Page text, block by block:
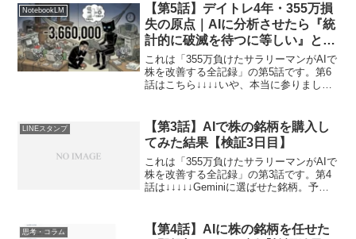
NotebookLM
【第5話】デイトレ4年・355万損
失の原点｜AIに分析させたら『統
計的に破滅を待つに等しい』と言
われた話
これは「355万負けたサラリーマンがAIで
株を改善する全記録」の第5話です。第6
話はこちら↓↓↓↓いや、本当に参りまし
NotebookLMに読み込ませてみたんで
す。...
LINEスタンプ
【第3話】AIで株の銘柄を購入し
てみた結果【検証3日目】
これは「355万負けたサラリーマンがAIで
株を改善する全記録」の第3話です。第4
話は↓↓↓↓↓Geminiに選ばせた銘柄。予定
らに損切ラインも事前に設定済み。あと
思考・コラム
【第4話】AIに株の銘柄を任せた